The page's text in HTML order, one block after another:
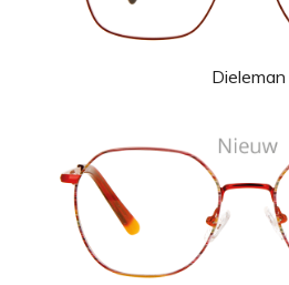
Dieleman